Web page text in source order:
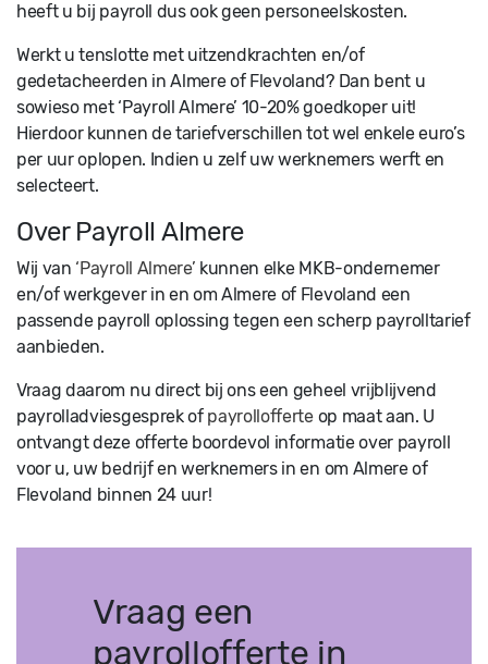
heeft u bij payroll dus ook geen personeelskosten.
Werkt u tenslotte met uitzendkrachten en/of
gedetacheerden in Almere of Flevoland? Dan bent u
sowieso met ‘Payroll Almere’ 10-20% goedkoper uit!
Hierdoor kunnen de tariefverschillen tot wel enkele euro’s
per uur oplopen. Indien u zelf uw werknemers werft en
selecteert.
Over Payroll Almere
Wij van ‘Payroll Almere’ kunnen elke MKB-ondernemer
en/of werkgever in en om Almere of Flevoland een
passende payroll oplossing tegen een scherp payrolltarief
aanbieden.
Vraag daarom nu direct bij ons een geheel vrijblijvend
payrolladviesgesprek of payrollofferteop maat aan. U
ontvangt deze offerte boordevol informatie over payroll
voor u, uw bedrijf en werknemers in en om Almere of
Flevoland binnen 24 uur!
Vraag een
payrollofferte in